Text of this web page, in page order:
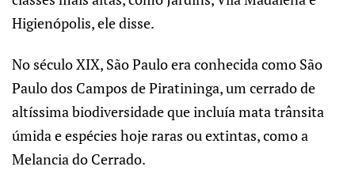
Higienópolis, ele disse.
No século XIX, São Paulo era conhecida como São
Paulo dos Campos de Piratininga, um cerrado de
altíssima biodiversidade que incluía mata trânsita
úmida e espécies hoje raras ou extintas, como a
Melancia do Cerrado.